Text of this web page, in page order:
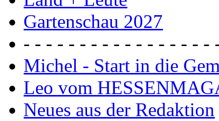
Gartenschau 2027
- - - - - - - - - - - - - - - - -
Michel - Start in die
Leo vom
Neues aus der Redaktion